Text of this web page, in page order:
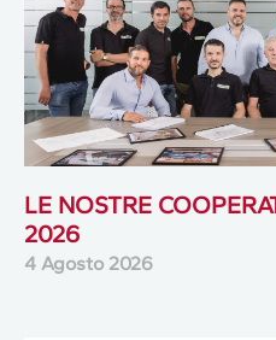
LE NOSTRE
2026
4 Agosto 2026